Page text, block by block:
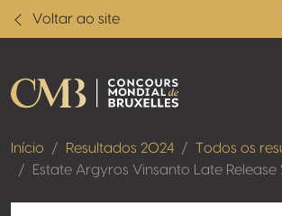
Voltar ao site
Início Resultados 2024
Todos os
Estate Argyros Vinsanto Late